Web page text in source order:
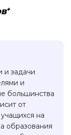
+
и задачи
и
большинства
от
на
образования